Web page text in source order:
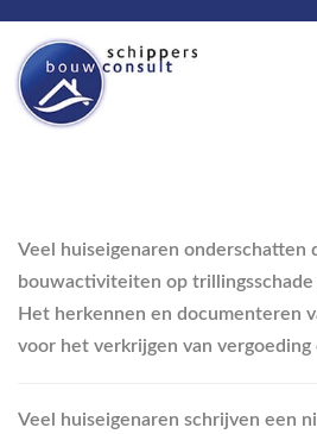
Veel huiseigenaren onderschatten
bouwactiviteiten op trillingsschade
Het herkennen en documenteren
voor het verkrijgen van vergoeding
Veel huiseigenaren schrijven een